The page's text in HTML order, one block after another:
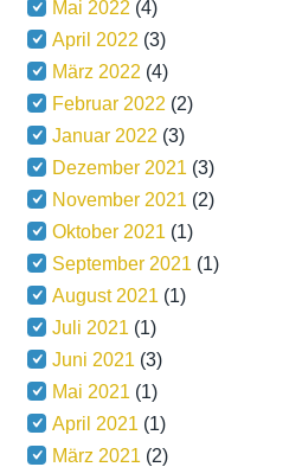
Mai 2022 (4)
April 2022 (3)
März 2022 (4)
Februar 2022 (2)
Januar 2022 (3)
Dezember 2021 (3)
November 2021 (2)
Oktober 2021 (1)
September 2021 (1)
August 2021 (1)
Juli 2021 (1)
Juni 2021 (3)
Mai 2021 (1)
April 2021 (1)
März 2021 (2)